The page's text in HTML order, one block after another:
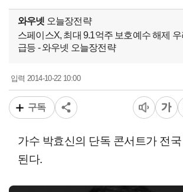
와우넷 오늘장전략
스페이스X, 최대 9.1억주 보호예수 해제
급등 - 와우넷 오늘장전략
입력2014-10-22 10:00
구독
가수 박효신의 단독 콘서트가 전
된다.